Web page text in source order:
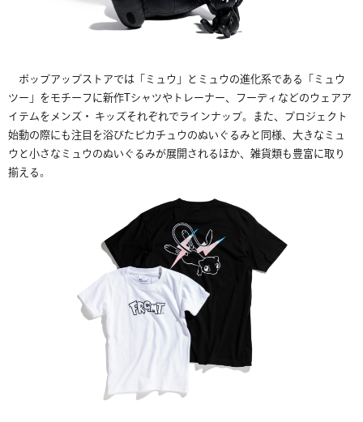
ポップアップストアでは「ミュウ」とミュウの進化系である「ミュウ
ツー」をモチーフに新作Tシャツやトレーナー、フーディなどのウェアア
イテムをメンズ・ キッズそれぞれでラインナップ。また、プロジェクト
始動の際にも注目を浴びたピカチュウのぬいぐるみと同様、大きなミュ
ウと小さなミュウのぬいぐるみが展開されるほか、雑貨類も豊富に取り
揃える。